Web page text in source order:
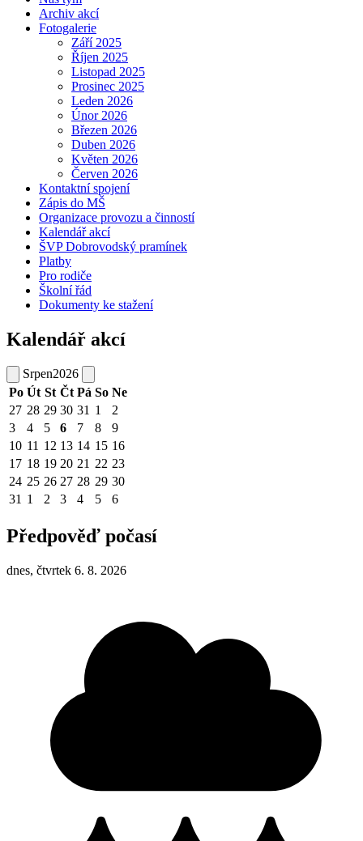
Archiv akcí
Fotogalerie
Září 2025
Říjen 2025
Listopad 2025
Prosinec 2025
Leden 2026
Únor 2026
Březen 2026
Duben 2026
Květen 2026
Červen 2026
Kontaktní spojení
Zápis do MŠ
Organizace provozu a činností
Kalendář akcí
ŠVP Dobrovodský pramínek
Platby
Pro rodiče
Školní řád
Dokumenty ke stažení
Kalendář akcí
Srpen2026
Po Út St Čt Pá So Ne
27 28 29 30 31 1
2
3
4 5 6 7 8
9
10 11 12 13 14 15 16
17 18 19 20 21 22 23
24 25 26 27 28 29 30
31 1 2 3 4 5 6
Předpověď počasí
dnes, čtvrtek 6. 8. 2026